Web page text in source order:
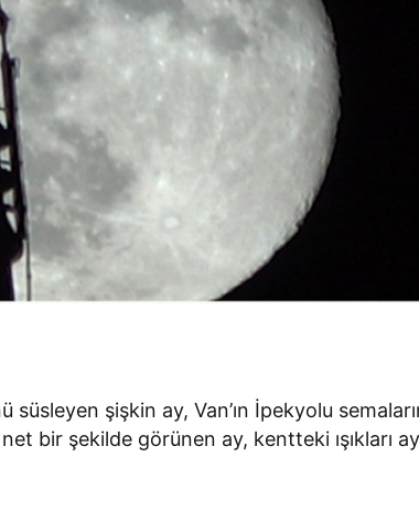
süsleyen şişkin ay, Van’ın İpekyolu
bir şekilde görünen ay, kentteki ışıkları